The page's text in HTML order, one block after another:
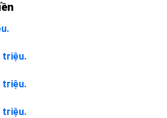
triệu.
triệu.
triệu.